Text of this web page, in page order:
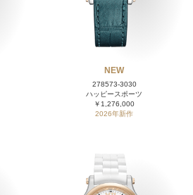
NEW
278573-3030
ハッピースポーツ
￥1,276,000
2026年新作